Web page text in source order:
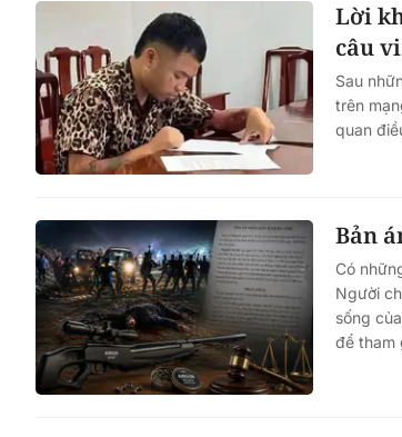
Lời
câu
Sau
trên
quan
Bản
Có
Người
sống
để tham